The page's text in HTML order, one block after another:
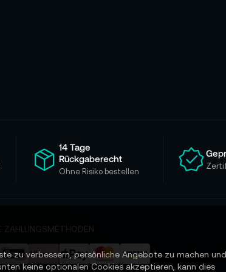
14 Tage
Rückgaberecht
Ohne Risiko bestellen
ZAHLUNGSMETHODEN
zu verbessern, persönliche Angebote zu machen und
keine optionalen Cookies akzeptieren, kann dies